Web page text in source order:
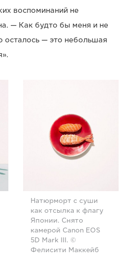
воспоминаний не
— Как будто бы меня и не
осталось — это небольшая
Натюрморт с суши
как отсылка к флагу
Японии. Снято
камерой Canon EOS
5D Mark III. ©
Фелисити Маккейб